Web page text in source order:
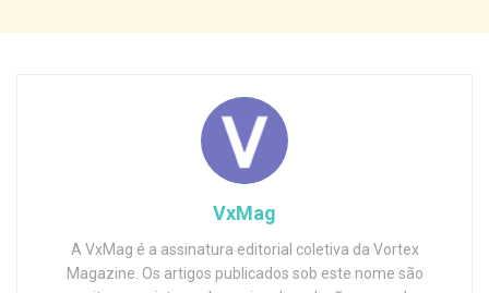
VxMag
A VxMag é a assinatura editorial coletiva da Vortex
Magazine. Os artigos publicados sob este nome são